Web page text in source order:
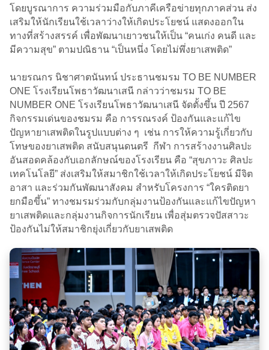
โดยบูรณาการ ความร่วมมือกับภาคีเครือข่ายทุกภาคส่วน ส่ง
เสริมให้นักเรียนใช้เวลาว่างให้เกิดประโยชน์ แสดงออกใน
ทางที่สร้างสรรค์ เพื่อพัฒนาเยาวชนให้เป็น “คนเก่ง คนดี และ
มีความสุข” ตามปณิธาน “เป็นหนึ่ง โดยไม่พึ่งยาเสพติด”
นายรณกร นิชาศาตนันทน์ ประธานชมรม TO BE NUMBER
ONE โรงเรียนโพธาวัฒนาเสนี กล่าวว่าชมรม TO BE
NUMBER ONE โรงเรียนโพธาวัฒนาเสนี จัดตั้งขึ้น ปี 2567
กิจกรรมเด่นของชมรม คือ การรณรงค์ ป้องกันและแก้ไข
ปัญหายาเสพติดในรูปแบบต่าง ๆ เช่น การให้ความรู้เกี่ยวกับ
โทษของยาเสพติด สนับสนุนดนตรี กีฬา การสร้างงานศิลปะ
อันสอดคล้องกับเอกลักษณ์ของโรงเรียน คือ “สุขภาวะ ศิลปะ
เทคโนโลยี” ส่งเสริมให้สมาชิกใช้เวลาให้เกิดประโยชน์ มีจิต
อาสา และร่วมกันพัฒนาสังคม สำหรับโครงการ “ใครติดยา
ยกมือขึ้น” ทางชมรมร่วมกับกลุ่มงานป้องกันและแก้ไขปัญหา
ยาเสพติดและกลุ่มงานกิจการนักเรียน เพื่อสุ่มตรวจปัสสาวะ
ป้องกันไม่ให้สมาชิกยุ่งเกี่ยวกับยาเสพติด